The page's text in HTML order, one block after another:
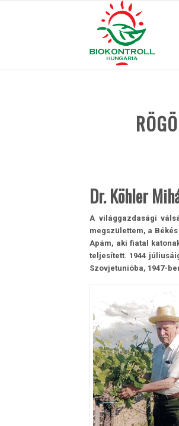
Dr. Köhler
A világgazdasági
megszülettem, a
Apám, aki fiatal
teljesített. 1944
Szovjetunióba, 1947-